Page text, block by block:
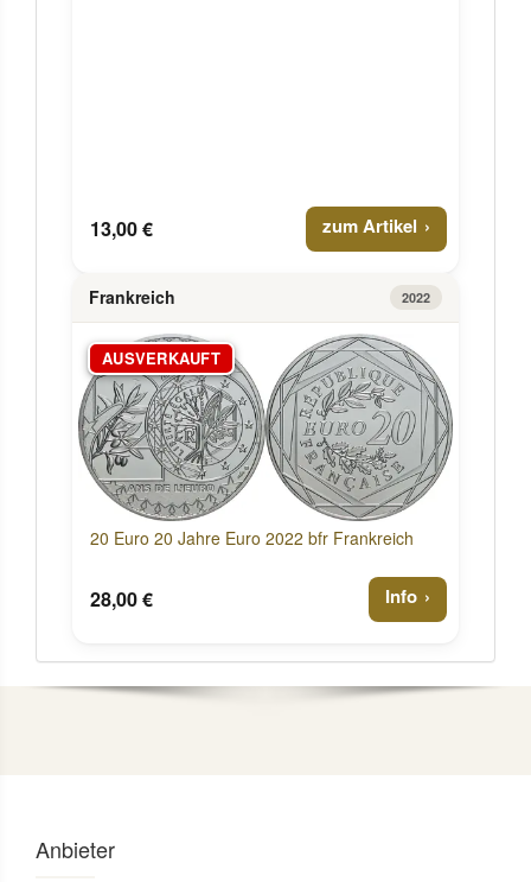
13,00 € zum Artikel
Frankreich 2022
AUSVERKAUFT
20 Euro 20 Jahre Euro 2022 bfr Frankreich
28,00 € Info
Anbieter